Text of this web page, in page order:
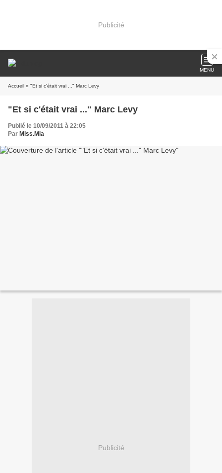
Publicité
MENU
Accueil » "Et si c'était vrai ..." Marc Levy
"Et si c'était vrai ..." Marc Levy
Publié le 10/09/2011 à 22:05
Par Miss.Mia
Publicité